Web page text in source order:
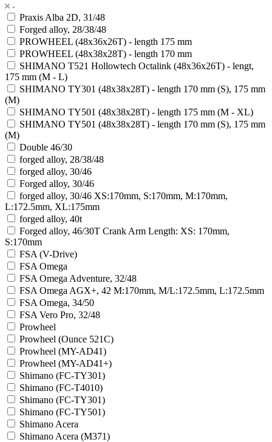
Praxis Alba 2D, 31/48
Forged alloy, 28/38/48
PROWHEEL (48x36x26T) - length 175 mm
PROWHEEL (48x38x28T) - length 170 mm
SHIMANO T521 Hollowtech Octalink (48x36x26T) - lengt,
175 mm (M - L)
SHIMANO TY301 (48x38x28T) - length 170 mm (S), 175 mm
(M)
SHIMANO TY501 (48x38x28T) - length 175 mm (M - XL)
SHIMANO TY501 (48x38x28T) - length 170 mm (S), 175 mm
(M)
Double 46/30
forged alloy, 28/38/48
forged alloy, 30/46
Forged alloy, 30/46
forged alloy, 30/46 XS:170mm, S:170mm, M:170mm,
L:172.5mm, XL:175mm
forged alloy, 40t
Forged alloy, 46/30T Crank Arm Length: XS: 170mm,
S:170mm
FSA (V-Drive)
FSA Omega
FSA Omega Adventure, 32/48
FSA Omega AGX+, 42 M:170mm, M/L:172.5mm, L:172.5mm
FSA Omega, 34/50
FSA Vero Pro, 32/48
Prowheel
Prowheel (Ounce 521C)
Prowheel (MY-AD41)
Prowheel (MY-AD41+)
Shimano (FC-TY301)
Shimano (FC-T4010)
Shimano (FC-TY301)
Shimano (FC-TY501)
Shimano Acera
Shimano Acera (M371)